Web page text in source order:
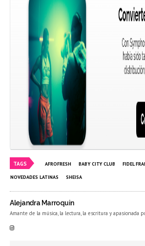
TAGS AFROFRESH BABY CITY CLUB FIDEL
NOVEDADES LATINAS SHEISA
Alejandra Marroquin
Amante de la música, la lectura, la escritura y apasionada